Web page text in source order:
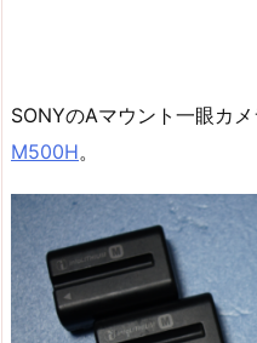
SONYのAマウント一眼カ
M500H。